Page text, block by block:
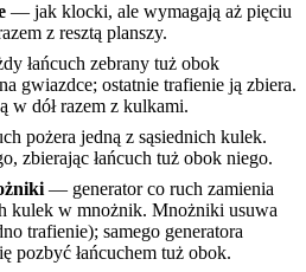
— jak klocki, ale wymagają aż pięciu
z resztą planszy.
łańcuch zebrany tuż obok
gwiazdce; ostatnie trafienie ją zbiera.
w dół razem z kulkami.
pożera jedną z sąsiednich kulek.
zbierając łańcuch tuż obok niego.
— generator co ruch zamienia
kulek w mnożnik. Mnożniki usuwa
trafienie); samego generatora
pozbyć łańcuchem tuż obok.